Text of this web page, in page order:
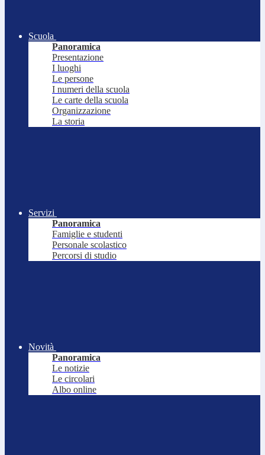
Scuola
Panoramica
Presentazione
I luoghi
Le persone
I numeri della scuola
Le carte della scuola
Organizzazione
La storia
Servizi
Panoramica
Famiglie e studenti
Personale scolastico
Percorsi di studio
Novità
Panoramica
Le notizie
Le circolari
Albo online